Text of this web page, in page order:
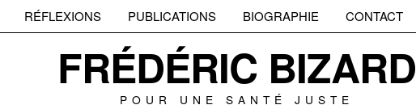
RÉFLEXIONS PUBLICATIONS BIOGRAPHIE CONTACT
FRÉDÉRIC BIZARD
POUR UNE SANTÉ JUSTE